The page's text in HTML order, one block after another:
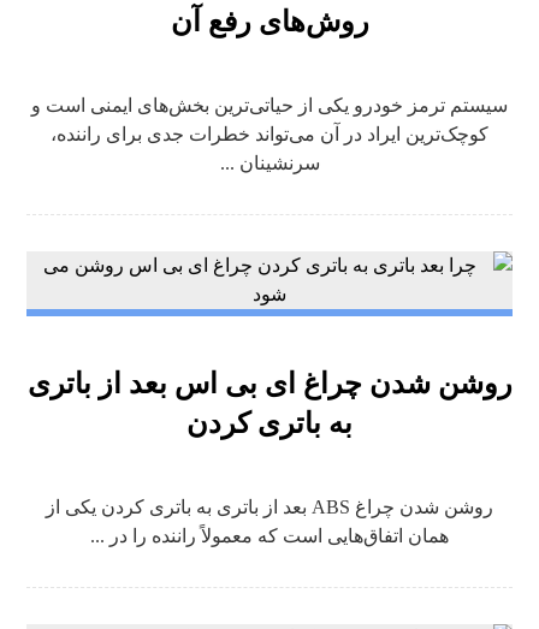
روش‌های رفع آن
سیستم ترمز خودرو یکی از حیاتی‌ترین بخش‌های ایمنی است و
کوچک‌ترین ایراد در آن می‌تواند خطرات جدی برای راننده،
سرنشینان ...
روشن شدن چراغ ای بی اس بعد از باتری
به باتری کردن
روشن شدن چراغ ABS بعد از باتری به باتری کردن یکی از
همان اتفاق‌هایی است که معمولاً راننده را در ...